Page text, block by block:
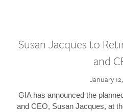
Susan Jacques to
and
January
GIA has announced the
and CEO, Susan Jacques, at